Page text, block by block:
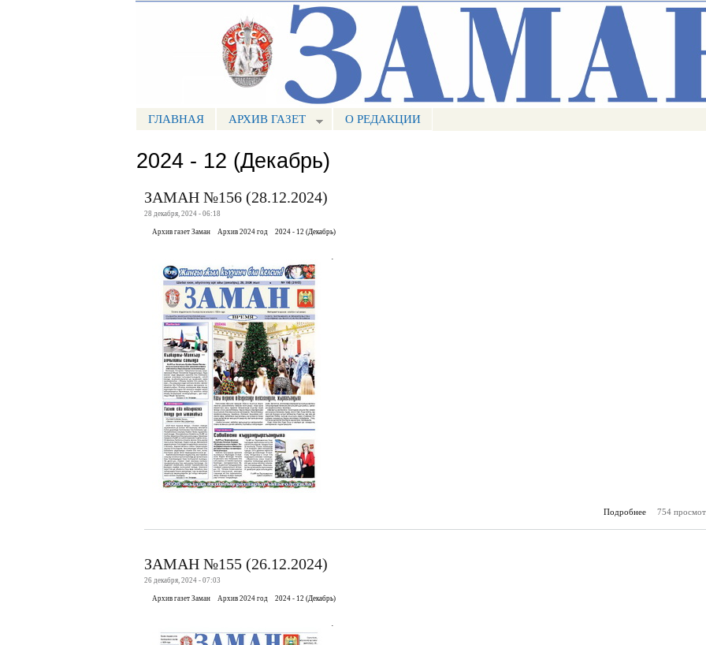
Перейти к
основному
содержанию
Портал СМИ КБР
МЕНЮ ЗАМАН
ГЛАВНАЯ АРХИВ ГАЗЕТ О РЕДАКЦИИ
2024 - 12 (Декабрь)
ЗАМАН №156 (28.12.2024)
28 декабря, 2024 - 06:18
Архив газет Заман Архив 2024 год 2024 - 12 (Декабрь)
Подробнее
о
754
ЗАМАН №155 (26.12.2024)
26 декабря, 2024 - 07:03
Архив газет Заман Архив 2024 год 2024 - 12 (Декабрь)